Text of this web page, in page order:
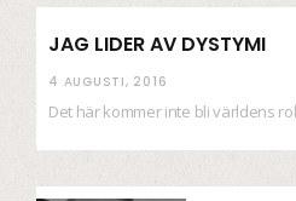
JAG LIDER AV DYSTYMI
4 AUGUSTI, 2016